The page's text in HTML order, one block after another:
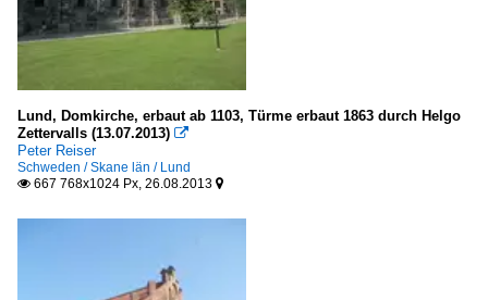
Lund, Domkirche, erbaut ab 1103, Türme erbaut 1863 durch Helgo
Zettervalls (13.07.2013) 
Peter Reiser
Schweden / Skane län / Lund
 667 768x1024 Px, 26.08.2013 